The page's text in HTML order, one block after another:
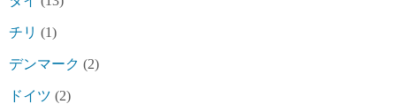
チリ (1)
デンマーク (2)
ドイツ (2)